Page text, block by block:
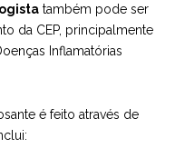
também pode ser
da CEP, principalmente
Inflamatórias
é feito através de